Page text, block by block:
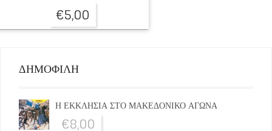
€5,00
ΔΗΜΟΦΙΛΗ
Η ΕΚΚΛΗΣΙΑ ΣΤΟ ΜΑΚΕΔΟΝΙΚΟ ΑΓΩΝΑ
€8,00